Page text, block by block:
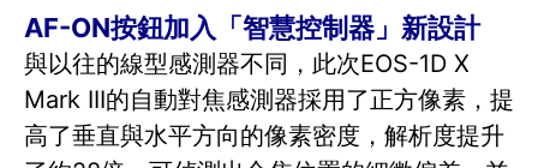
AF-ON按鈕加入「智慧控制器」新設計
與以往的線型感測器不同，此次EOS-1D X
Mark III的自動對焦感測器採用了正方像素，提
高了垂直與水平方向的像素密度，解析度提升